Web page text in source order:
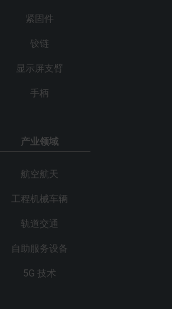
紧固件
铰链
显示屏支臂
手柄
产业领域
航空航天
工程机械车辆
轨道交通
自助服务设备
5G 技术